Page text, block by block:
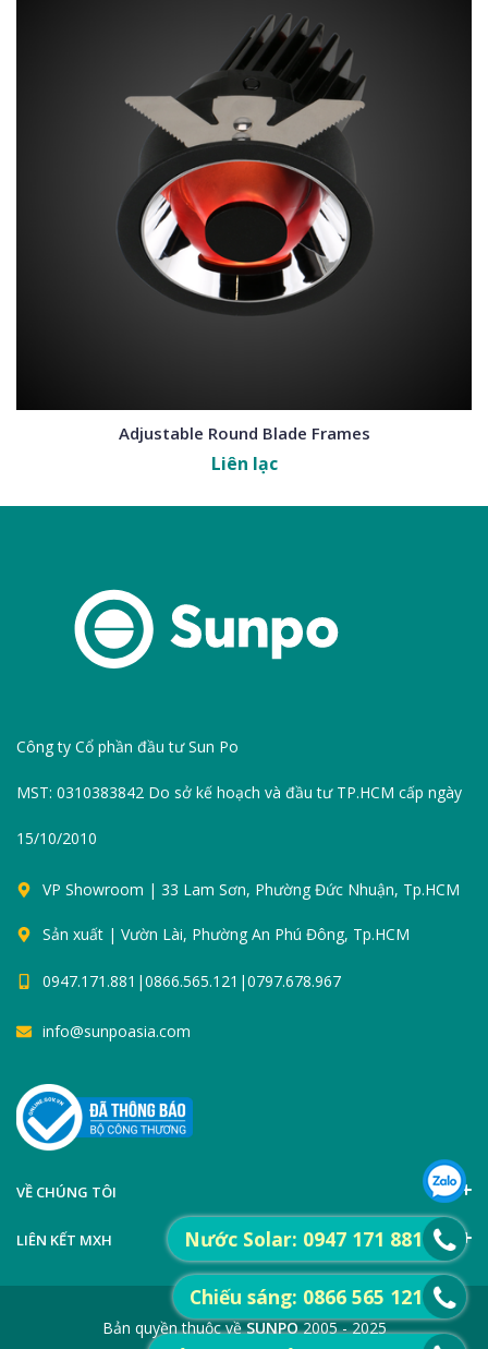
Adjustable Round Blade Frames
Liên lạc
Công ty Cổ phần đầu tư Sun Po
MST: 0310383842 Do sở kế hoạch và đầu tư TP.HCM cấp ngày
15/10/2010
VP Showroom | 33 Lam Sơn, Phường Đức Nhuận, Tp.HCM
Sản xuất | Vườn Lài, Phường An Phú Đông, Tp.HCM
0947.171.881|0866.565.121|0797.678.967
info@sunpoasia.com
VỀ CHÚNG TÔI
LIÊN KẾT MXH
Bản quyền thuộc vềSUNPO2005 - 2025
Nước Solar: 0947 171 881
Chiếu sáng: 0866 565 121